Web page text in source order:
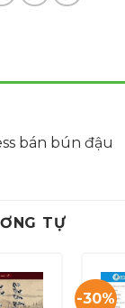
bán bún đậu
TỰ
-30%